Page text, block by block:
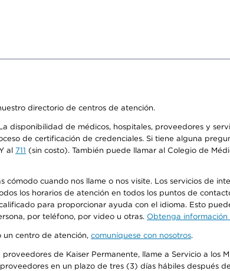
directorio de centros de atención.
disponibilidad de médicos, hospitales, proveedores y
de certificación de credenciales. Si tiene alguna
al 711 (sin costo). También puede llamar al Colegio de
cuando nos llame o nos visite. Los servicios de
los horarios de atención en todos los puntos de
para proporcionar ayuda con el idioma. Esto
por teléfono, por video u otras. Obtenga información
un centro de atención, comuníquese con nosotros.
de Kaiser Permanente, llame a Servicio a los
en un plazo de tres (3) días hábiles después